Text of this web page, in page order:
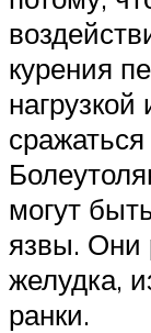
курения
могут
язвы. Они
желудка,
ранки.